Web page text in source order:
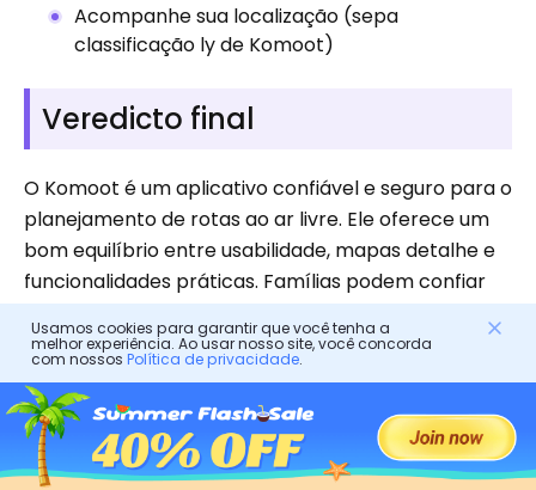
Acompanhe sua localização (sepa
classificação ly de Komoot)
Veredicto final
O Komoot é um aplicativo confiável e seguro para o
planejamento de rotas ao ar livre. Ele oferece um
bom equilíbrio entre usabilidade, mapas detalhe e
funcionalidades práticas. Famílias podem confiar
neste aplicativo. Com o devido planejamento e
configurações de privacidade, ele também pode
ser usado para tornar viagens ao ar livre mais
previsíveis e organizadas. Este aplicativo também
permite que você siga perfis de ciclistas, trilheiros e
outros entusiastas de atividades ao ar livre. Você
Usamos cookies para garantir que você tenha a
melhor experiência. Ao usar nosso site, você concorda
com nossos Política de privacidade.